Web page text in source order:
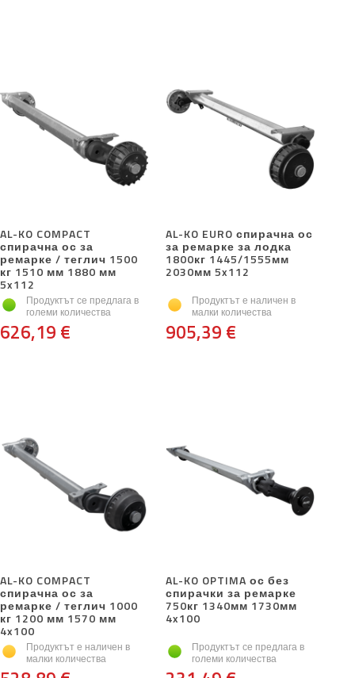
AL-KO COMPACT
спирачна ос за
ремарке / теглич 1500
кг 1510 мм 1880 мм
5x112
Продуктът се предлага в
големи количества
626,19 €
AL-KO EURO спирачна ос
за ремарке за лодка
1800кг 1445/1555мм
2030мм 5x112
Продуктът е наличен в
малки количества
905,39 €
AL-KO COMPACT
спирачна ос за
ремарке / теглич 1000
кг 1200 мм 1570 мм
4x100
Продуктът е наличен в
малки количества
AL-KO OPTIMA ос без
спирачки за ремарке
750кг 1340мм 1730мм
4x100
Продуктът се предлага в
големи количества